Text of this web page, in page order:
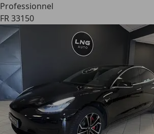
Professionnel
FR 33150